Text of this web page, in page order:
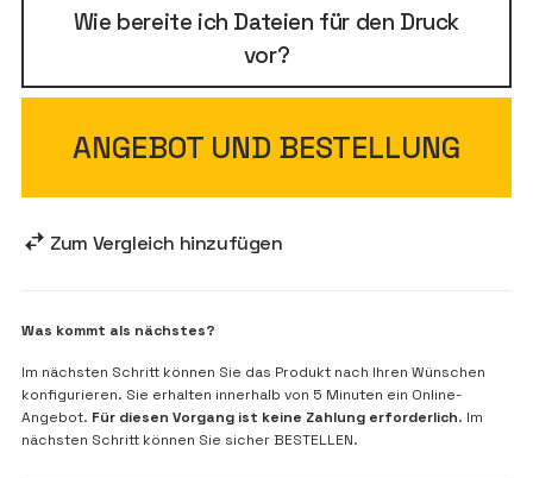
Wie bereite ich Dateien für den Druck
vor?
ANGEBOT UND BESTELLUNG
Zum Vergleich hinzufügen
Was kommt als nächstes?
Im nächsten Schritt können Sie das Produkt nach Ihren Wünschen
konfigurieren. Sie erhalten innerhalb von 5 Minuten ein Online-
Angebot. Für diesen Vorgang ist keine Zahlung erforderlich. Im
nächsten Schritt können Sie sicher BESTELLEN.